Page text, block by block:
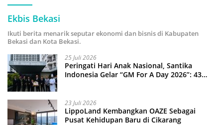
Ekbis Bekasi
Ikuti berita menarik seputar ekonomi dan bisnis di Kabupaten
Bekasi dan Kota Bekasi.
25 Juli 2026
Peringati Hari Anak Nasional, Santika
Indonesia Gelar “GM For A Day 2026”: 43
23 Juli 2026
LippoLand Kembangkan OAZE Sebagai
Pusat Kehidupan Baru di Cikarang